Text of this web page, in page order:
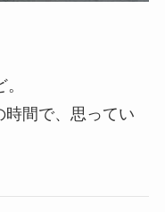
時間で、思ってい